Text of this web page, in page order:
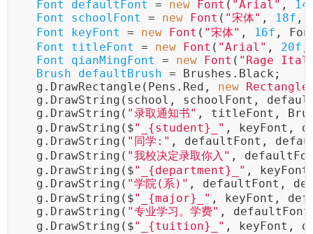
Font
defaultFont = new Font ( "Arial" ,
Font
schoolFont = new Font ( "宋体" , 18f ,
Font
keyFont = new Font ( "宋体" , 16f ,
Font
titleFont = new Font ( "Arial" , 20f
Font
qianMingFont = new Font ( "Rage
Brush
defaultBrush = Brushes.Black;
g.DrawRectangle(Pens.Red, new
g.DrawString(school, schoolFont,
g.DrawString( "录取通知书" , titleFont,
g.DrawString($"_{student}_" , keyFont,
g.DrawString( "同学:" , defaultFont,
g.DrawString( "我校决定录取你入" ,
g.DrawString($"_{department}_" ,
g.DrawString( "学院(系)" , defaultFont,
g.DrawString($"_{major}_" , keyFont,
g.DrawString( "专业学习。学费" ,
g.DrawString($"_{tuition}_" , keyFont,